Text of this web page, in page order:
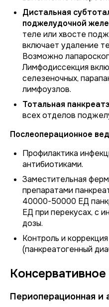
Дистальная
поджелудочной
теле или хвосте
включает удаление
Возможно
Лимфодиссекция
селезеночных,
лимфоузлов.
Тотальная
всех отделов
Послеоперационное
Профилактика
антибиотиками.
Заместительная
препаратами
40000-50000 ЕД
ЕД при перекусах, с
дозы.
Контроль и
(панкреатогенный
Периоперационная и